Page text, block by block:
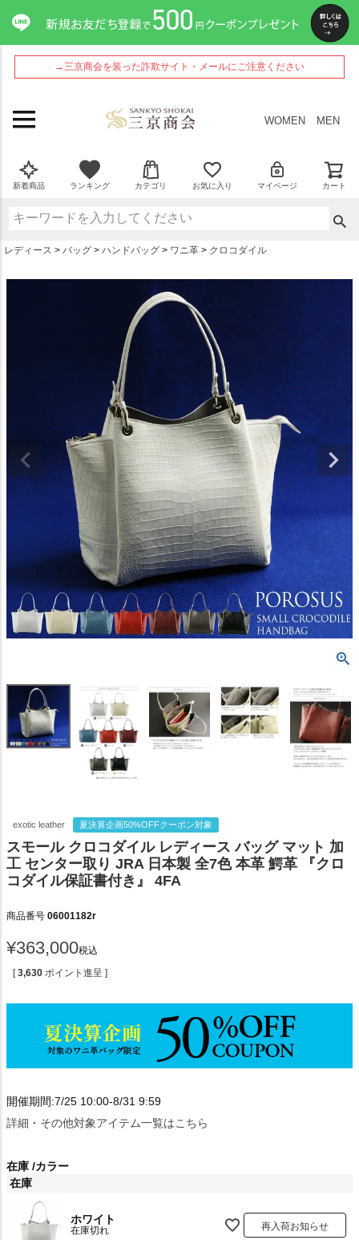
→三京商会を装った詐欺サイト・メールにご注意ください
WOMEN MEN
新着商品 ランキング カテゴリ お気に入り マイページ カート
レディース バッグ ハンドバッグ ワニ革 クロコダイル
exotic leather 夏決算企画50%OFFクーポン対象
スモール クロコダイル レディース バッグ マット 加
工 センター取り JRA 日本製 全7色 本革 鰐革 『クロ
コダイル保証書付き』 4FA
商品番号 06001182r
¥363,000税込
[ 3,630 ポイント進呈 ]
開催期間:7/25 10:00-8/31 9:59
詳細・その他対象アイテム一覧はこちら
在庫 カラー
在庫
ホワイト
在庫切れ 再入荷お知らせ
ペー
ジト
ップ
へ